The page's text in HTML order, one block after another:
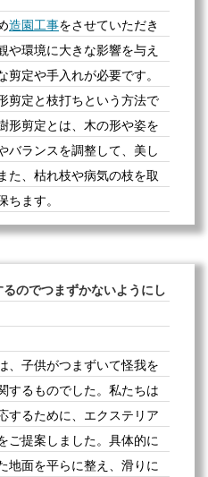
造園工事をさせていただき
や環境に大きな影響を与え
定や手入れが必要です。
剪定と枝打ちという方法で
形剪定とは、木の形や姿を
バランスを調整して、美し
た、枯れ枝や病気の枝を取
ます。
のでつまずかないようにし
、子供がつまずいて怪我を
するものでした。私たちは
するために、エクステリア
ご提案しました。具体的に
地面を平らに整え、滑りに